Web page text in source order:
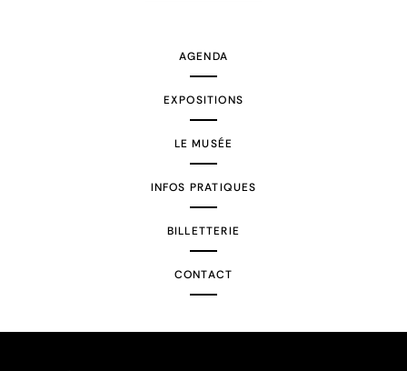
AGENDA
EXPOSITIONS
LE MUSÉE
INFOS PRATIQUES
BILLETTERIE
CONTACT